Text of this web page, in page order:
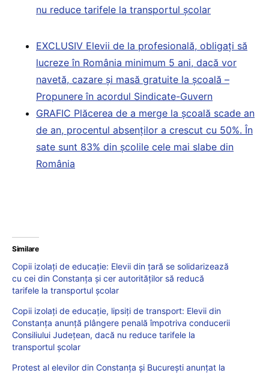
nu reduce tarifele la transportul școlar
EXCLUSIV Elevii de la profesională, obligați să
lucreze în România minimum 5 ani, dacă vor
navetă, cazare și masă gratuite la școală –
Propunere în acordul Sindicate-Guvern
GRAFIC Plăcerea de a merge la școală scade an
de an, procentul absenților a crescut cu 50%. În
sate sunt 83% din școlile cele mai slabe din
România
Similare
Copii izolați de educație: Elevii din țară se solidarizează
cu cei din Constanța și cer autorităților să reducă
tarifele la transportul școlar
Copii izolați de educație, lipsiți de transport: Elevii din
Constanța anunță plângere penală împotriva conducerii
Consiliului Județean, dacă nu reduce tarifele la
transportul școlar
Protest al elevilor din Constanța și București anunțat la